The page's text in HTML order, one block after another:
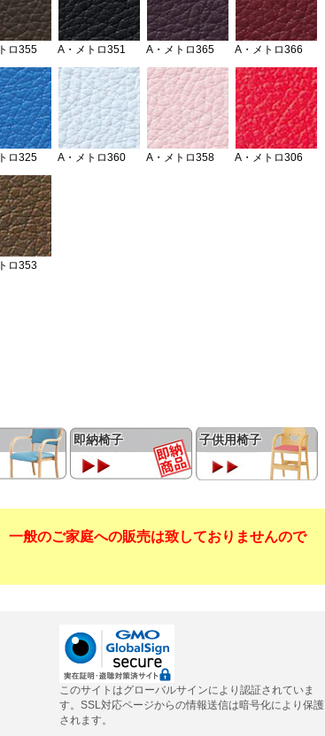
即納椅子 子供用椅子
般のご家庭への販売は致しておりませんので
このサイトはグローバルサインにより認証されていま
す。SSL対応ページからの情報送信は暗号化により保護
されます。